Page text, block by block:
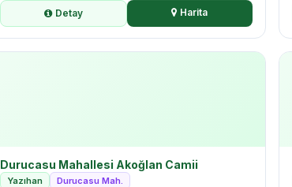
Detay Harita
Durucasu Mahallesi Akoğlan Camii
Yazıhan Durucasu Mah.